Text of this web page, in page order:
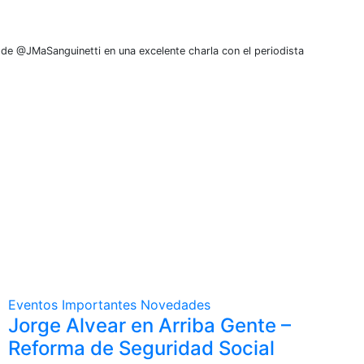
@JMaSanguinetti en una excelente charla con el periodista
Eventos Importantes Novedades
Jorge Alvear en Arriba Gente –
Reforma de Seguridad Social